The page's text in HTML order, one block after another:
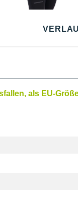
als EU-